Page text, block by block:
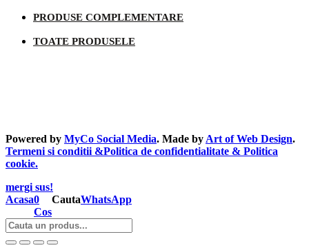
PRODUSE COMPLEMENTARE
TOATE PRODUSELE
Powered by MyCo Social Media. Made by Art of Web Design.
Termeni si conditii &Politica de confidentialitate & Politica
cookie.
mergi sus!
Acasa0
Cos
CautaWhatsApp